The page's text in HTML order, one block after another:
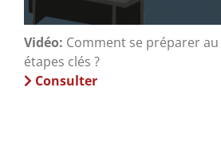
Vidéo: Comment se préparer au
étapes clés ?
Consulter